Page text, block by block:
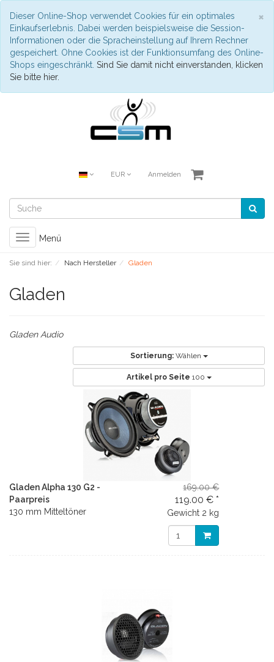
×
Dieser Online-Shop verwendet Cookies für ein optimales
Einkaufserlebnis. Dabei werden beispielsweise die Session-
Informationen oder die Spracheinstellung auf Ihrem Rechner
gespeichert. Ohne Cookies ist der Funktionsumfang des Online-
Shops eingeschränkt. Sind Sie damit nicht einverstanden, klicken
Sie bitte hier.
EUR Anmelden
Toggle
navigation
Menü
Sie sind hier: Nach Hersteller Gladen
Gladen
Gladen Audio
Sortierung: Wählen
Artikel pro Seite 100
Gladen Alpha 130 G2 -
Paarpreis
130 mm Mitteltöner
169.00 €
119.00 € *
Gewicht 2 kg